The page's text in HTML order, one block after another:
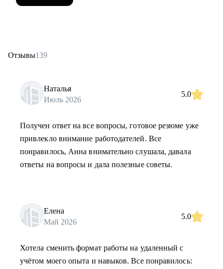
Отзывы139
Наталья
Июль 2026
5.0
Получен ответ на все вопросы, готовое резюме уже
привлекло внимание работодателей. Все
понравилось, Анна внимательно слушала, давала
ответы на вопросы и дала полезные советы.
Елена
Май 2026
5.0
Хотела сменить формат работы на удаленный с
учётом моего опыта и навыков. Все понравилось: